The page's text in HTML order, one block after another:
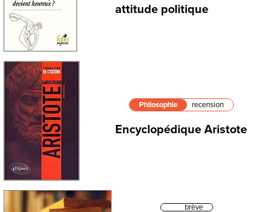
attitude politique
Philosophie recension
Encyclopédique Aristote
brève